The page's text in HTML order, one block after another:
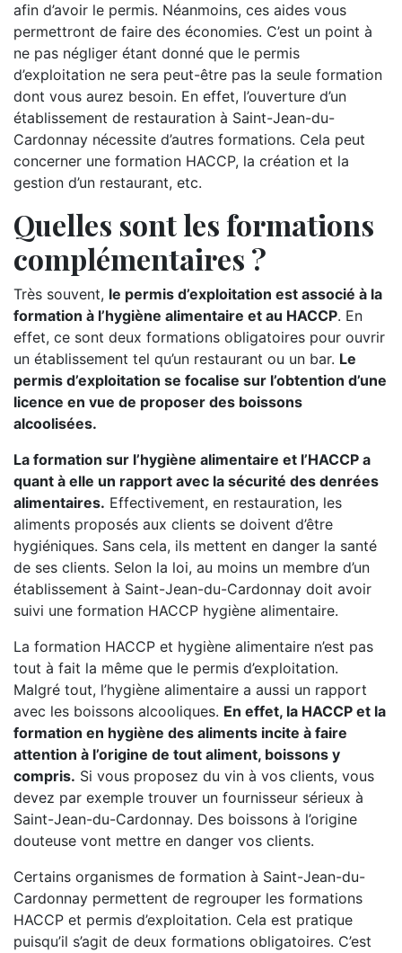
afin d’avoir le permis. Néanmoins, ces aides vous
permettront de faire des économies. C’est un point à
ne pas négliger étant donné que le permis
d’exploitation ne sera peut-être pas la seule formation
dont vous aurez besoin. En effet, l’ouverture d’un
établissement de restauration à Saint-Jean-du-
Cardonnay nécessite d’autres formations. Cela peut
concerner une formation HACCP, la création et la
gestion d’un restaurant, etc.
Quelles sont les formations
complémentaires ?
Très souvent, le permis d’exploitation est associé à la
formation à l’hygiène alimentaire et au HACCP. En
effet, ce sont deux formations obligatoires pour ouvrir
un établissement tel qu’un restaurant ou un bar. Le
permis d’exploitation se focalise sur l’obtention d’une
licence en vue de proposer des boissons
alcoolisées.
La formation sur l’hygiène alimentaire et l’HACCP a
quant à elle un rapport avec la sécurité des denrées
alimentaires. Effectivement, en restauration, les
aliments proposés aux clients se doivent d’être
hygiéniques. Sans cela, ils mettent en danger la santé
de ses clients. Selon la loi, au moins un membre d’un
établissement à Saint-Jean-du-Cardonnay doit avoir
suivi une formation HACCP hygiène alimentaire.
La formation HACCP et hygiène alimentaire n’est pas
tout à fait la même que le permis d’exploitation.
Malgré tout, l’hygiène alimentaire a aussi un rapport
avec les boissons alcooliques. En effet, la HACCP et la
formation en hygiène des aliments incite à faire
attention à l’origine de tout aliment, boissons y
compris. Si vous proposez du vin à vos clients, vous
devez par exemple trouver un fournisseur sérieux à
Saint-Jean-du-Cardonnay. Des boissons à l’origine
douteuse vont mettre en danger vos clients.
Certains organismes de formation à Saint-Jean-du-
Cardonnay permettent de regrouper les formations
HACCP et permis d’exploitation. Cela est pratique
puisqu’il s’agit de deux formations obligatoires. C’est